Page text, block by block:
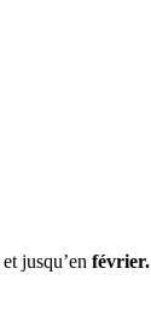
et jusqu’en février.